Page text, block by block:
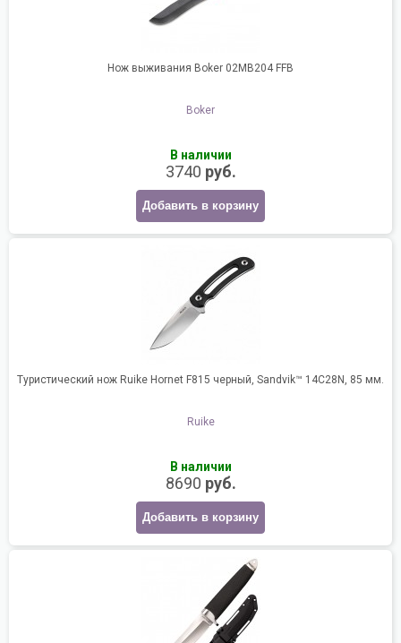
Нож выживания Boker 02MB204 FFB
Boker
В наличии
3740 руб.
Добавить в корзину
Туристический нож Ruike Hornet F815 черный, Sandvik™ 14C28N, 85 мм.
Ruike
В наличии
8690 руб.
Добавить в корзину